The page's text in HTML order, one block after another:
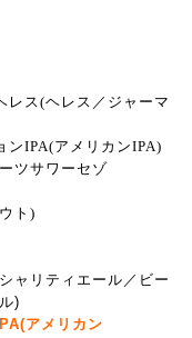
ス(ヘレス／ジャーマ
IPA(アメリカンIPA)
ツサワーセゾ
ト)
ャリティエール／ビー
)
アメリカン